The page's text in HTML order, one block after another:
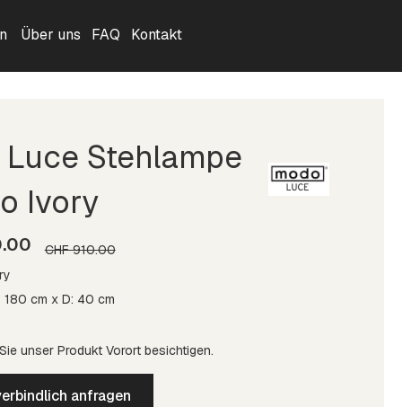
Über uns FAQ Kontakt
Stehlampe
Ivory
CHF 910.00
180 cm x D: 40 cm
unser Produkt Vorort besichtigen.
anfragen